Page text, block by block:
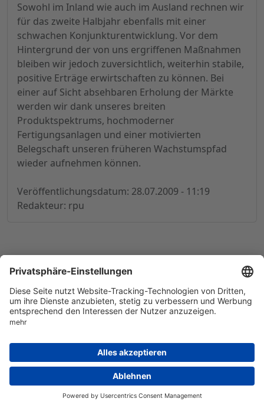
Sowohl im Inland wie auch im Ausland rechnen wir
für das zweite Halbjahr ebenfalls mit einer
schwachen Konjunkturentwicklung. Vor dem
Hintergrund der von uns ergriffenen Maßnahmen
bleiben wir jedoch zuversichtlich, weiterhin stabile,
positive Erträge erwirtschaften zu können. Bei
einer auf Sicht absehbaren Erholung der Märkte
werden wir dank unseres breiten
Produktspektrums, hochmoderner
Fertigungsanlagen und einer motivierten
Belegschaft unseren früheren Wachstumspfad
wieder aufnehmen können.
Veröffentlichungsdatum: 28.07.2009 - 11:19
Redakteur: rpu
© 1998-2026by GSC Research GmbH
Datenschutz